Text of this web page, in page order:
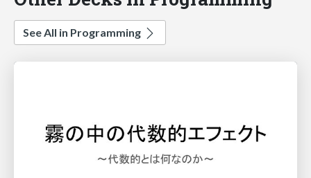
See All in Programming